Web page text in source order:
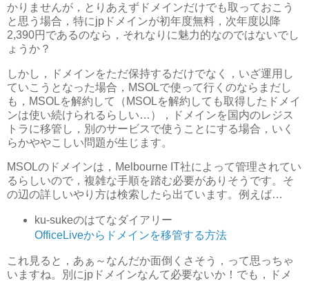
かりませんが，とりあえずドメインだけでも取っておこう
と思う場合，特にjpドメインが初年度無料，次年度以降
2,390円であるのなら，それなりに魅力的なのではないでし
ょうか？
しかし，ドメインをただ保持するだけでなく，いざ運用し
ていこうとなった場合，MSOLで使って行くのならまだし
も，MSOLを解約して（MSOLを解約しても取得したドメイ
ンは使い続けられるらしい…），ドメインを国内のレジス
トラに移管し，別のサービスで使うことにする場合，いく
らかややこしい問題が生じます。
MSOLのドメインは，Melbourne IT社によって管理されてい
るらしいので，複雑な手順を踏む必要がありそうです。そ
の辺の詳しいやり方は検索したら出ています。例えば…
ku-sukeのはてなダイアリー
OfficeLiveからドメインを移管する方法
これ見ると，あぁ～なんだか面倒くさそう，って思っちゃ
いますね。別にjpドメインなんて必要ないか！でも，ドメ